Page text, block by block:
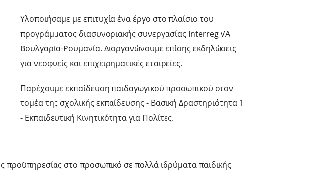
Υλοποιήσαμε με επιτυχία ένα έργο στο πλαίσιο του
προγράμματος διασυνοριακής συνεργασίας Interreg VA
Βουλγαρία-Ρουμανία. Διοργανώνουμε επίσης εκδηλώσεις
για νεοφυείς και επιχειρηματικές εταιρείες.
Παρέχουμε εκπαίδευση παιδαγωγικού προσωπικού στον
τομέα της σχολικής εκπαίδευσης - Βασική Δραστηριότητα 1
- Εκπαιδευτική Κινητικότητα για Πολίτες.
προϋπηρεσίας στο προσωπικό σε πολλά ιδρύματα παιδικής